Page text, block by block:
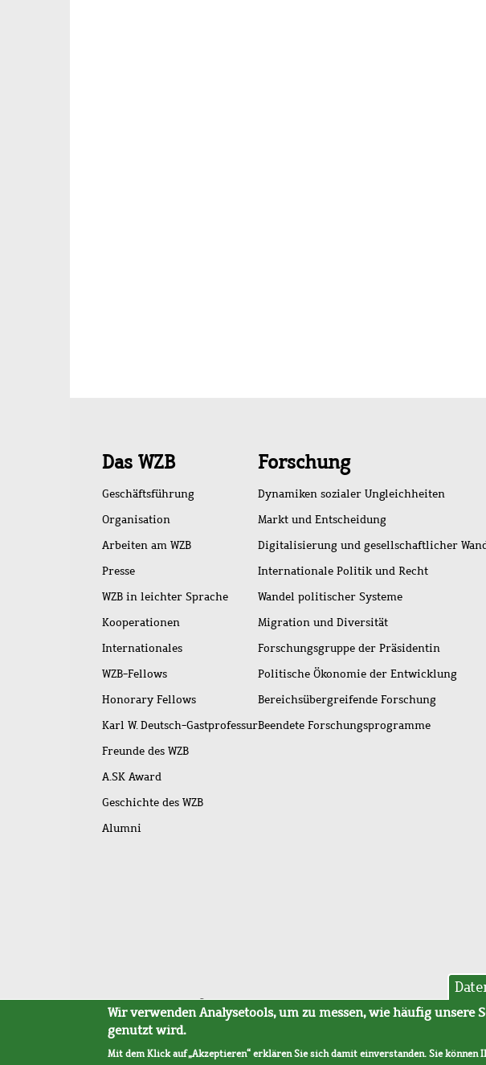
Schnellzugriff
Das WZB
Geschäftsführung
Organisation
Arbeiten am WZB
Presse
WZB in leichter Sprache
Kooperationen
Internationales
WZB-Fellows
Honorary Fellows
Karl W. Deutsch-Gastprofessur
Freunde des WZB
A.SK Award
Geschichte des WZB
Alumni
Forschung
Dynamiken sozialer Ungleichheiten
Markt und Entscheidung
Digitalisierung und gesellschaftlicher
Internationale Politik und Recht
Wandel politischer Systeme
Migration und Diversität
Forschungsgruppe der Präsidentin
Politische Ökonomie der Entwicklung
Bereichsübergreifende Forschung
Beendete Forschungsprogramme
Fußleistenmenü
SitemapBarrierefreiheitImpressumDatenschutzAVB
Wir verwenden Analysetools, um zu messen, wie häufig unsere
genutzt wird.
Mit dem Klick auf „Akzeptieren“ erklären Sie sich damit einverstanden. Sie